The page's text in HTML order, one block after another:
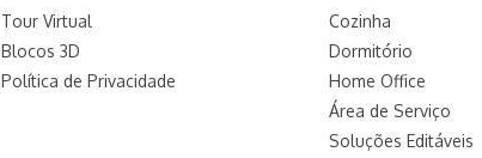
Tour Virtual
Blocos 3D
Política de Privacidade
Cozinha
Dormitório
Home Office
Área de Serviço
Soluções Editáveis